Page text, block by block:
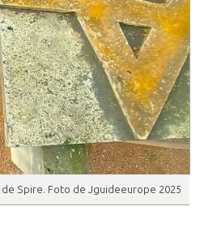
Spire. Foto de Jguideeurope 2025